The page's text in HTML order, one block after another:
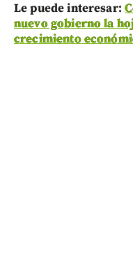
Le puede interesar:
nuevo gobierno la
crecimiento